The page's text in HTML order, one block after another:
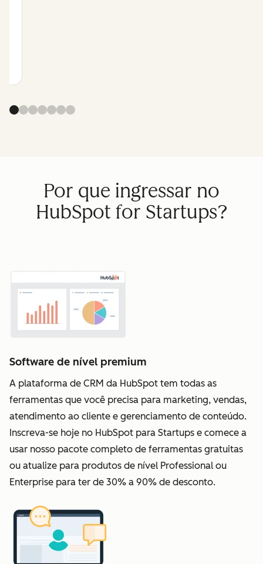
Por que ingressar no
HubSpot for Startups?
Software de nível premium
A plataforma de CRM da HubSpot tem todas as
ferramentas que você precisa para marketing, vendas,
atendimento ao cliente e gerenciamento de conteúdo.
Inscreva-se hoje no HubSpot para Startups e comece a
usar nosso pacote completo de ferramentas gratuitas
ou atualize para produtos de nível Professional ou
Enterprise para ter de 30% a 90% de desconto.